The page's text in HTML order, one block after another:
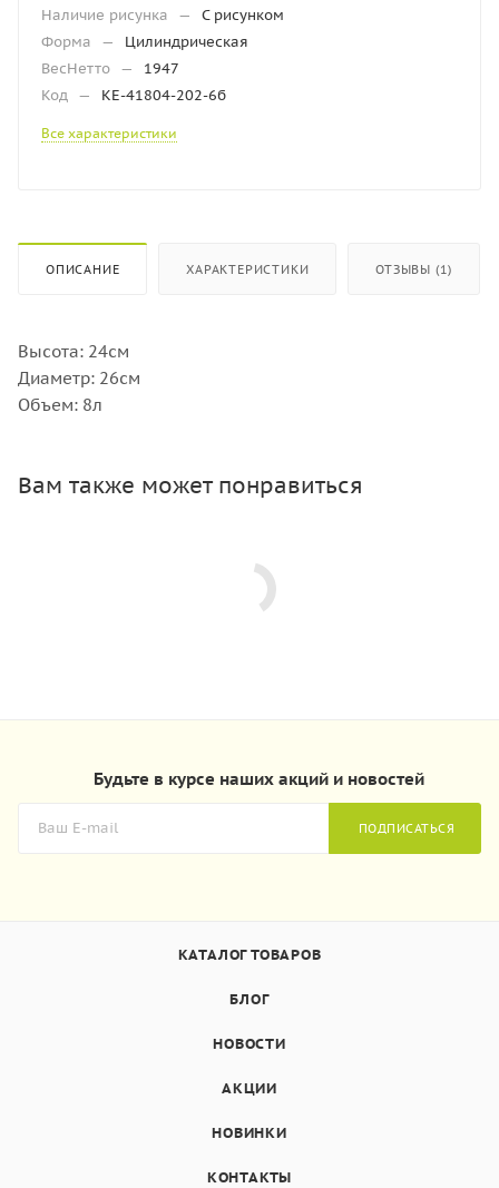
Наличие рисунка
—
С рисунком
Форма
—
Цилиндрическая
ВесНетто —
1947
Код — КЕ-41804-202-6б
Все характеристики
ОПИСАНИЕ ХАРАКТЕРИСТИКИ ОТЗЫВЫ (1)
Высота: 24см
Диаметр: 26см
Объем: 8л
Вам также может понравиться
Будьте в курсе наших акций и новостей
ПОДПИСАТЬСЯ
КАТАЛОГ ТОВАРОВ
БЛОГ
НОВОСТИ
АКЦИИ
НОВИНКИ
КОНТАКТЫ